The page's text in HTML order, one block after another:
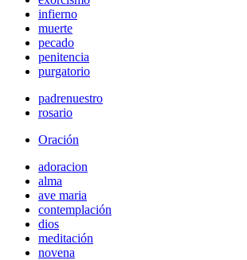
infierno
muerte
pecado
penitencia
purgatorio
padrenuestro
rosario
Oración
adoracion
alma
ave maria
contemplación
dios
meditación
novena